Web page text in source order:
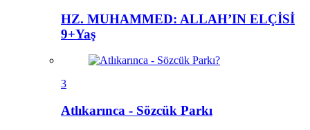
HZ. MUHAMMED: ALLAH’IN ELÇİSİ
9+Yaş
3
Atlıkarınca - Sözcük Parkı